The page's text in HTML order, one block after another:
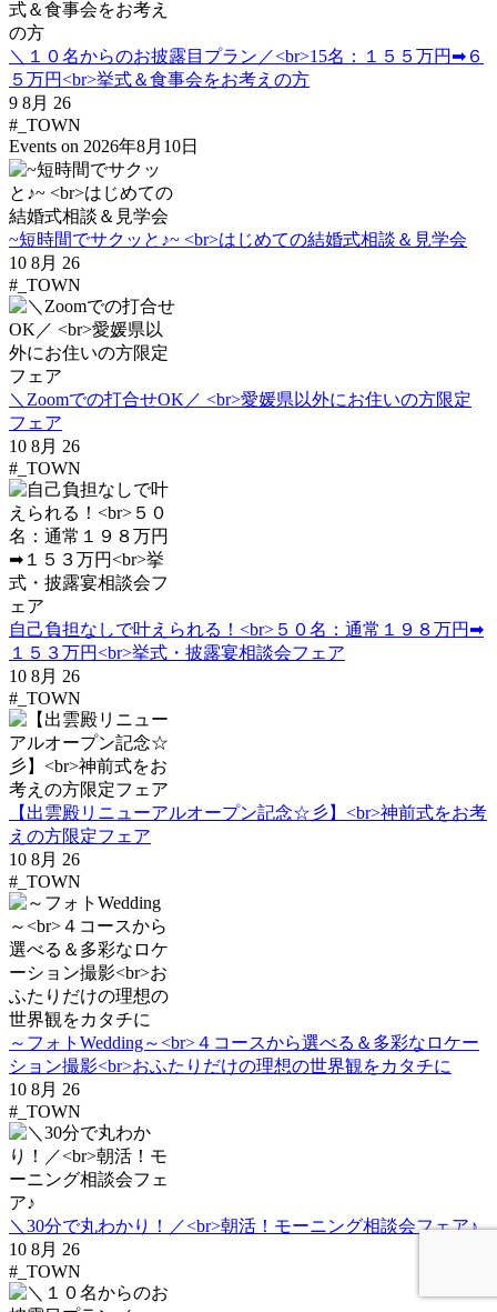
＼１０名からのお披露目プラン／<br>15名：１５５万円➡６
５万円<br>挙式＆食事会をお考えの方
9 8月 26
#_TOWN
Events on 2026年8月10日
~短時間でサクッと♪~ <br>はじめての結婚式相談＆見学会
10 8月 26
#_TOWN
＼Zoomでの打合せOK／ <br>愛媛県以外にお住いの方限定
フェア
10 8月 26
#_TOWN
自己負担なしで叶えられる！<br>５０名：通常１９８万円➡
１５３万円<br>挙式・披露宴相談会フェア
10 8月 26
#_TOWN
【出雲殿リニューアルオープン記念☆彡】<br>神前式をお考
えの方限定フェア
10 8月 26
#_TOWN
～フォトWedding～<br>４コースから選べる＆多彩なロケー
ション撮影<br>おふたりだけの理想の世界観をカタチに
10 8月 26
#_TOWN
＼30分で丸わかり！／<br>朝活！モーニング相談会フェア♪
10 8月 26
#_TOWN